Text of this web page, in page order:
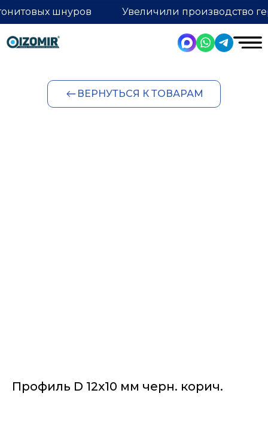
Увеличили производство
шнуров
ВЕРНУТЬСЯ К ТОВАРАМ
Профиль D 12х10 мм черн. корич.